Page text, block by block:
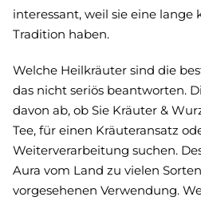
interessant, weil sie eine
Tradition haben.
Welche Heilkräuter sind die
das nicht seriös beantworten.
davon ab, ob Sie Kräuter &
Tee, für einen Kräuteransatz
Weiterverarbeitung suchen.
Aura vom Land zu vielen
vorgesehenen Verwendung.